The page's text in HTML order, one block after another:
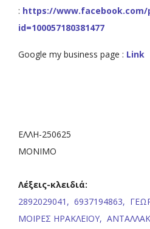
: https://www.facebook.com/
id=100057180381477
Google my business page : Link
ΕΛΛΗ-250625
ΜΟΝΙΜΟ
Λέξεις-κλειδιά:
2892029041, 6937194863,
ΜΟΙΡΕΣ ΗΡΑΚΛΕΙΟΥ,